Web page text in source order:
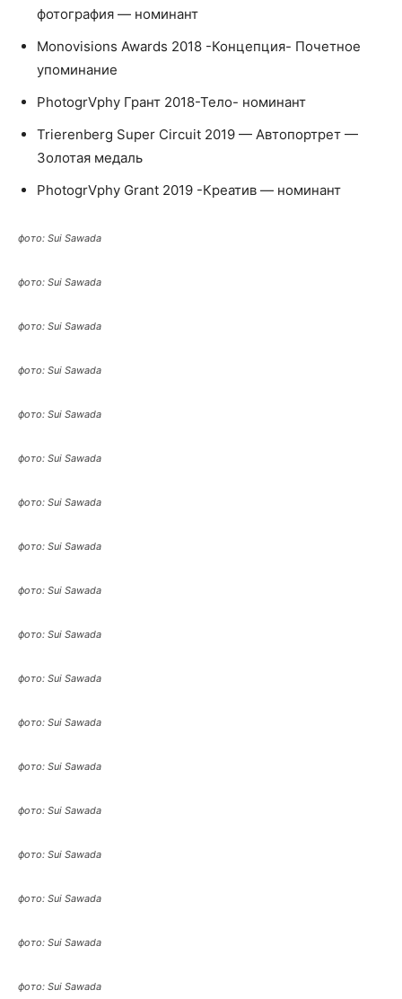
фотография — номинант
Monovisions Awards 2018 -Концепция- Почетное
упоминание
PhotogrVphy Грант 2018-Тело- номинант
Trierenberg Super Circuit 2019 — Автопортрет —
Золотая медаль
PhotogrVphy Grant 2019 -Креатив — номинант
фото: Sui Sawada
фото: Sui Sawada
фото: Sui Sawada
фото: Sui Sawada
фото: Sui Sawada
фото: Sui Sawada
фото: Sui Sawada
фото: Sui Sawada
фото: Sui Sawada
фото: Sui Sawada
фото: Sui Sawada
фото: Sui Sawada
фото: Sui Sawada
фото: Sui Sawada
фото: Sui Sawada
фото: Sui Sawada
фото: Sui Sawada
фото: Sui Sawada